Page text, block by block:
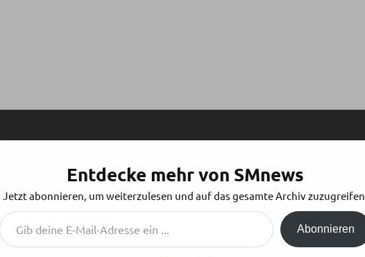
DU DEINE PERSPEKTIVE
Entdecke mehr von SMnews
Jetzt abonnieren, um weiterzulesen und auf das gesamte Archiv zuzugreifen.
Gib deine E-Mail-Adresse ein ...
Abonnieren